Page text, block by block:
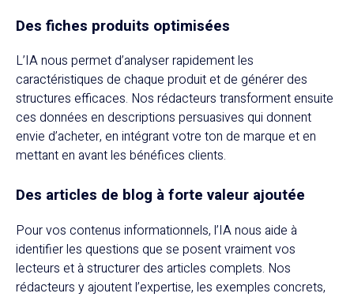
Des fiches produits optimisées
L’IA nous permet d’analyser rapidement les
caractéristiques de chaque produit et de générer des
structures efficaces. Nos rédacteurs transforment ensuite
ces données en descriptions persuasives qui donnent
envie d’acheter, en intégrant votre ton de marque et en
mettant en avant les bénéfices clients.
Des articles de blog à forte valeur ajoutée
Pour vos contenus informationnels, l’IA nous aide à
identifier les questions que se posent vraiment vos
lecteurs et à structurer des articles complets. Nos
rédacteurs y ajoutent l’expertise, les exemples concrets,